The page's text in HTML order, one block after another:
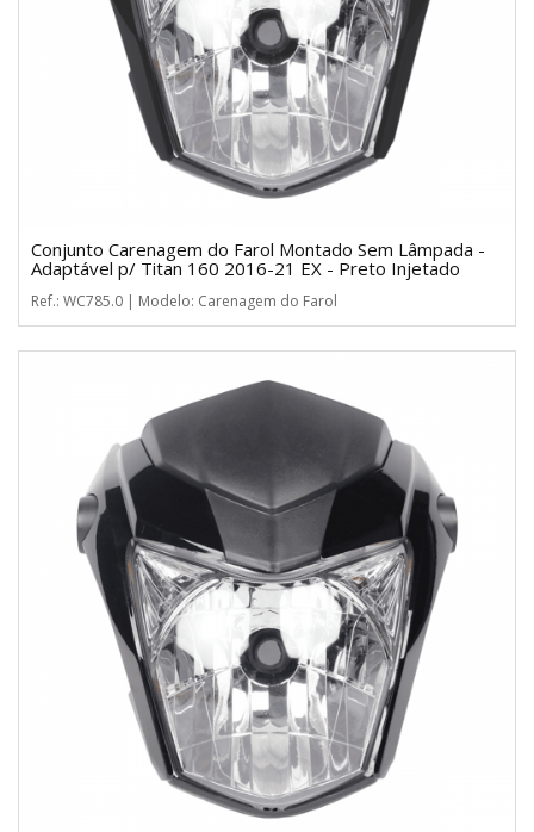
Conjunto Carenagem do Farol Montado Sem Lâmpada -
Adaptável p/ Titan 160 2016-21 EX - Preto Injetado
Ref.: WC785.0 | Modelo: Carenagem do Farol